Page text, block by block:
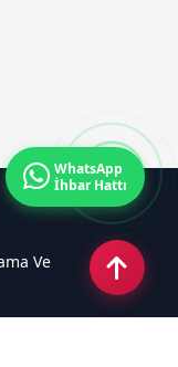
Ve
WhatsApp
İhbar Hattı